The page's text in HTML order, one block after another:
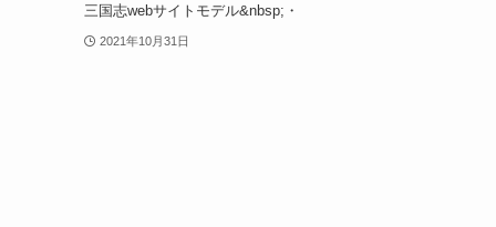
三国志webサイトモデル&nbsp;・
2021年10月31日